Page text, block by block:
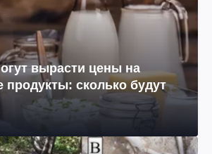
вырасти цены на
продукты: сколько будут